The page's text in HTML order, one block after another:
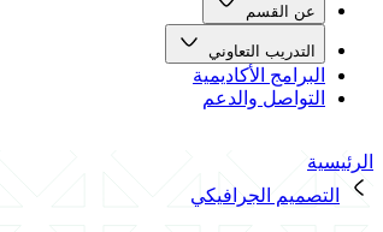
عن القسم
التدريب التعاوني
البرامج الأكاديمية
التواصل والدعم
الرئيسية
التصميم الجرافيكي